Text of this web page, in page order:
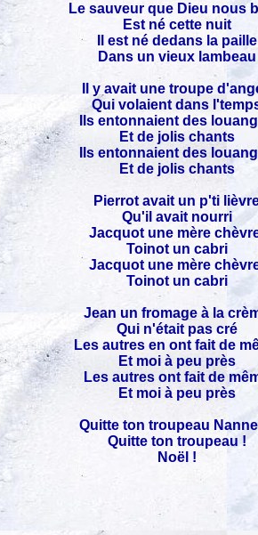
Le sauveur que Dieu nous
Est né cette nuit
Il est né dedans la paille
Dans un vieux lambeau
Il y avait une troupe
Qui volaient dans
Ils entonnaient des
Et de jolis chants
Ils entonnaient des
Et de jolis chants
Pierrot avait un p'ti
Qu'il avait nourri
Jacquot une mère
Toinot un cabri
Jacquot une mère
Toinot un cabri
Jean un fromage à la
Qui n'était pas cré
Les autres en ont fait de
Et moi à peu près
Les autres ont fait de
Et moi à peu près
Quitte ton troupeau
Quitte ton troupeau !
Noël !